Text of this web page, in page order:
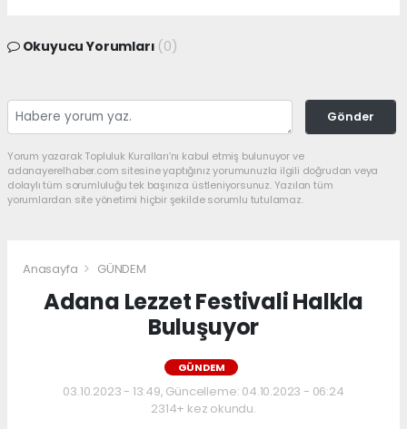
Okuyucu Yorumları (0)
Gönder
Yorum yazarak Topluluk Kuralları’nı kabul etmiş bulunuyor ve
adanayerelhaber.com sitesine yaptığınız yorumunuzla ilgili doğrudan veya
dolaylı tüm sorumluluğu tek başınıza üstleniyorsunuz. Yazılan tüm
yorumlardan site yönetimi hiçbir şekilde sorumlu tutulamaz.
Anasayfa GÜNDEM
Adana Lezzet Festivali Halkla
Buluşuyor
GÜNDEM
03.10.2023 - 13:49, Güncelleme: 04.10.2023 - 06:24
2314+ kez okundu.